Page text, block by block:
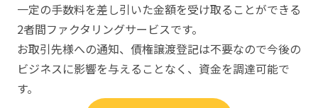
一定の手数料を差し引いた金額を受け取ることができる
2者間ファクタリングサービスです。
お取引先様への通知、債権譲渡登記は不要なので今後の
ビジネスに影響を与えることなく、資金を調達可能で
す。